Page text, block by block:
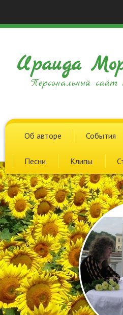
Ираида
Персональный сайт
Об авторе События
Песни Клипы